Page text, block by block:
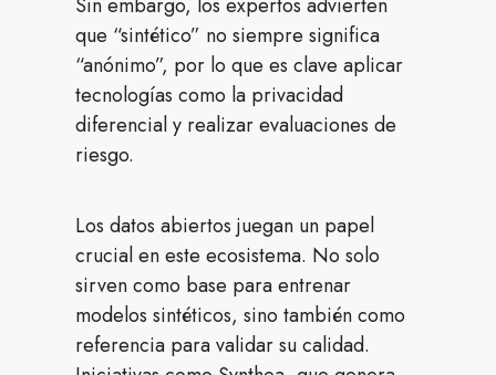
que “sintético” no siempre significa
“anónimo”, por lo que es clave aplicar
tecnologías como la privacidad
diferencial y realizar evaluaciones de
riesgo.
Los datos abiertos juegan un papel
crucial en este ecosistema. No solo
sirven como base para entrenar
modelos sintéticos, sino también como
referencia para validar su calidad.